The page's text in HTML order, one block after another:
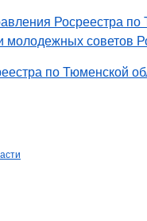
Росреестра
молодежных советов
по Тюменской